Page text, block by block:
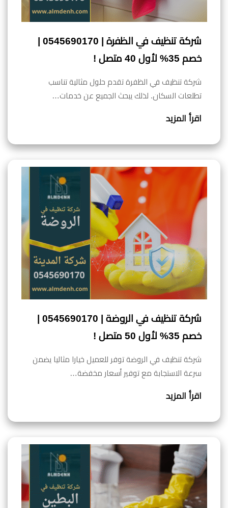
خصم 35% لأول 40 متصل !
شركة تنظيف في الظفرة تقدم حلول مثالية تناسب
تطلعات السكان. لذلك يبحث الجميع عن خدمات…
اقرأ المزيد
خصم 35% لأول 50 متصل !
شركة تنظيف في الروضة توفر للعميل خيارا مثاليا يضمن
سرعة الاستجابة مع توفير أسعار مخفضة…
اقرأ المزيد